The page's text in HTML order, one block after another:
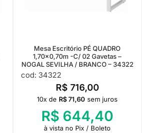
Mesa Escritório PÉ QUADRO
1,70×0,70m -C/ 02 Gavetas –
NOGAL SEVILHA / BRANCO – 34322
cod: 34322
R$ 716,00
10x de R$71,60 sem juros
R$ 644,40
à vista no Pix / Boleto